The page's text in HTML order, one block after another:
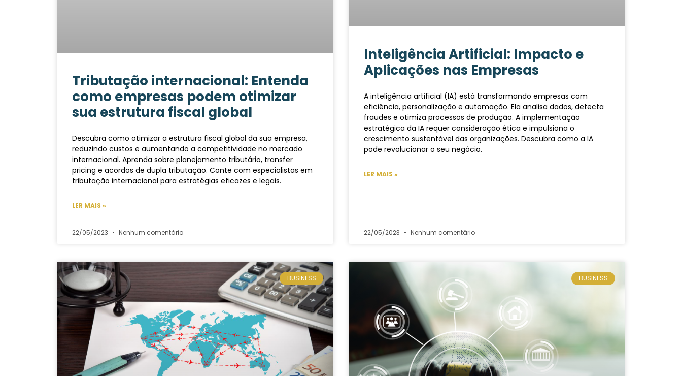
Tributação internacional: Entenda
como empresas podem otimizar
sua estrutura fiscal global
Descubra como otimizar a estrutura fiscal global da sua empresa,
reduzindo custos e aumentando a competitividade no mercado
internacional. Aprenda sobre planejamento tributário, transfer
pricing e acordos de dupla tributação. Conte com especialistas em
tributação internacional para estratégias eficazes e legais.
LER MAIS »
22/05/2023 Nenhum comentário
Inteligência Artificial: Impacto e
Aplicações nas Empresas
A inteligência artificial (IA) está transformando empresas com
eficiência, personalização e automação. Ela analisa dados, detecta
fraudes e otimiza processos de produção. A implementação
estratégica da IA requer consideração ética e impulsiona o
crescimento sustentável das organizações. Descubra como a IA
pode revolucionar o seu negócio.
LER MAIS »
22/05/2023 Nenhum comentário
BUSINESS BUSINESS